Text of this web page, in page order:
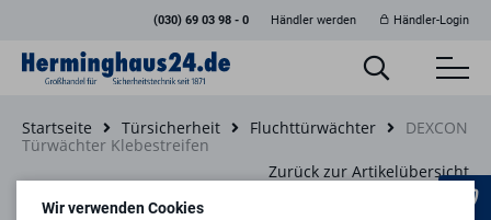
(030) 69 03 98 - 0 Händler werden Händler-Login
Startseite Türsicherheit Fluchttürwächter
DEXCON
Türwächter Klebestreifen
Zurück zur Artikelübersicht
Wir verwenden Cookies